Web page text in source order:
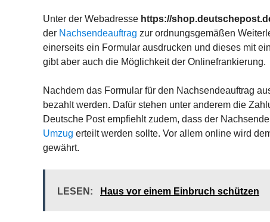
Unter der Webadresse https://
der Nachsendeauftrag zur ordnungsgemäßen
einerseits ein Formular ausdrucken und dieses mit
gibt aber auch die Möglichkeit der Onlinefrankierung.
Nachdem das Formular für den Nachsendeauftrag
bezahlt werden. Dafür stehen unter anderem die
Deutsche Post empfiehlt zudem, dass der
Umzug erteilt werden sollte. Vor allem online wird
gewährt.
LESEN: Haus vor einem Einbruch schützen